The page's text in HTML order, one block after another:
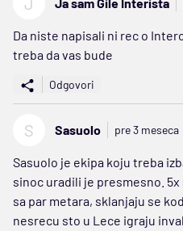
Da niste napisali ni rec o
treba da vas bude
Odgovori
S Sasuolo pre 3 meseca
Sasuolo je ekipa koju treba
sinoc uradili je presmesno.
sa par metara, sklanjaju se
nesrecu sto u Lece igraju